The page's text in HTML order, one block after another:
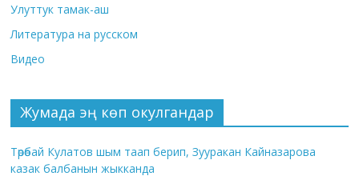
Улуттук тамак-аш
Литература на русском
Видео
Жумада эң көп окулгандар
Төрөбай Кулатов шым таап берип, Зууракан Кайназарова
казак балбанын жыкканда